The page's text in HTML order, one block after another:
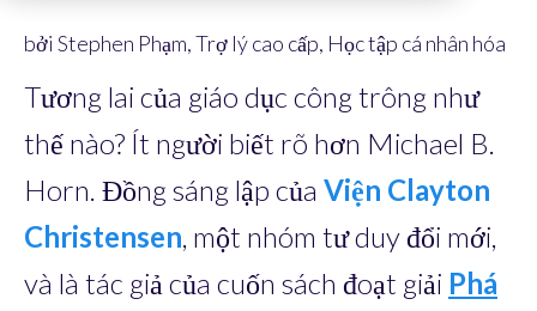
bởi Stephen Phạm, Trợ lý cao cấp, Học tập cá nhân hóa
Tương lai của giáo dục công trông như
thế nào? Ít người biết rõ hơn Michael B.
Horn. Đồng sáng lập của Viện Clayton
Christensen, một nhóm tư duy đổi mới,
và là tác giả của cuốn sách đoạt giải Phá